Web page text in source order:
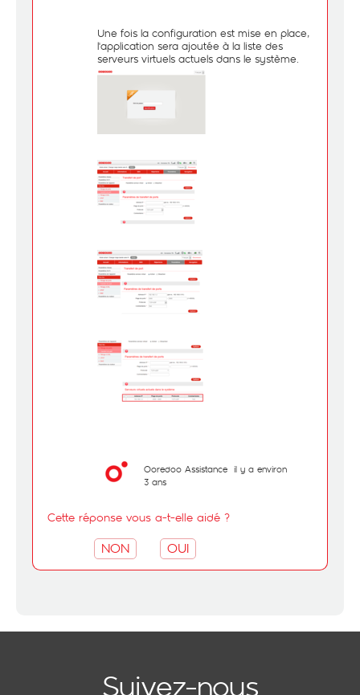
Une fois la configuration est mise en place,
l'application sera ajoutée à la liste des
serveurs virtuels actuels dans le système.
Ooredoo Assistance il y a environ
3 ans
Cette réponse vous a-t-elle aidé ?
NON OUI
Suivez-nous